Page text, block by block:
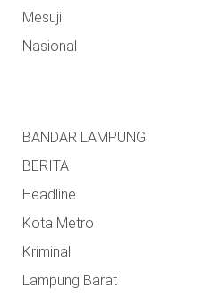
Mesuji
Nasional
BANDAR LAMPUNG
BERITA
Headline
Kota Metro
Kriminal
Lampung Barat